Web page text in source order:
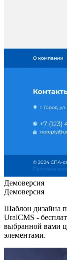
Демоверсия
Демоверсия
Шаблон дизайна
UralCMS -
выбранной вами
элементами.